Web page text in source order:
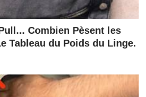
Combien Pèsent les
Tableau du Poids du Linge.